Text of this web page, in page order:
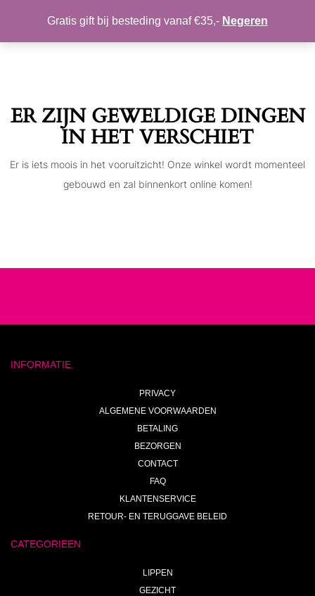
Toggle
MIJN ACCOUNT VERLANGLIJST
ER ZIJN GEWELDIGE DINGEN
IN HET VERSCHIET
Er is iets moois in het vooruitzicht! Onze winkel wordt momenteel
gebouwd en zal binnenkort online komen!
INFORMATIE
PRIVACY
ALGEMENE VOORWAARDEN
BETALING
BEZORGEN
CONTACT
FAQ
KLANTENSERVICE
RETOUR- EN TERUGGAVE BELEID
CATEGORIEEN
LIPPEN
GEZICHT
Gratis gift bij besteding vanaf €35,- Negeren